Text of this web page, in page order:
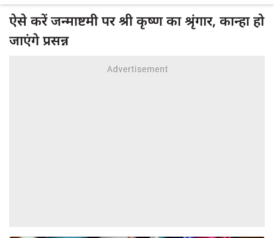
ऐसे करें जन्माष्टमी पर श्री कृष्ण का श्रृंगार, कान्हा हो
जाएंगे प्रसन्न